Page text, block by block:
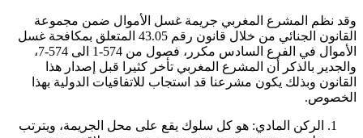
وقد نظم المشرع المغربي جريمة غسل الأموال ضمن مجموعة
القانون الجنائي من خلال قانون رقم 43.05 المتعلق بمكافحة غسل
الأموال في الفرع السادس مكرر، فصول من 574-1 الى 574-7،
والجدير بالذكر أن المشرع المغربي تأخر كثيرا قبل إصدار هذا
القانون وبذلك يكون مشرعنا قد استجاب للاتفاقيات الدولية بهذا
الخصوص.
الركن المادي: هو كل سلوك يقع على محل الجريمة، ويترتب